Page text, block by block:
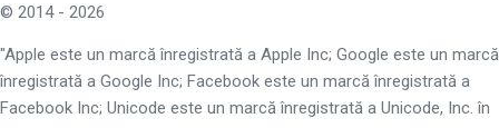
© 2014 - 2026
"Apple este un marcă înregistrată a Apple Inc; Google este un marcă
înregistrată a Google Inc; Facebook este un marcă înregistrată a
Facebook Inc; Unicode este un marcă înregistrată a Unicode, Inc. în